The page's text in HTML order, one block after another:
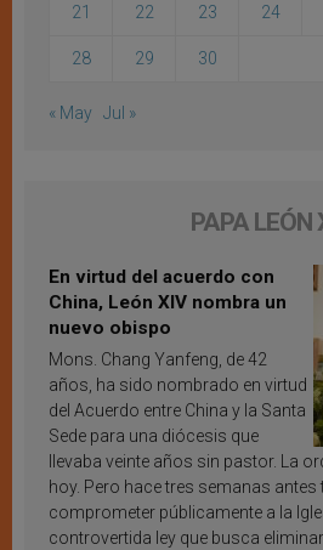
21 22 23 24
28 29 30
« May Jul »
PAPA LEÓN
En virtud del acuerdo con
China, León XIV nombra un
nuevo obispo
Mons. Chang Yanfeng, de 42
años, ha sido nombrado en virtud
del Acuerdo entre China y la Santa
Sede para una diócesis que
llevaba veinte años sin pastor. La
hoy. Pero hace tres semanas antes
comprometer públicamente a la
controvertida ley que busca